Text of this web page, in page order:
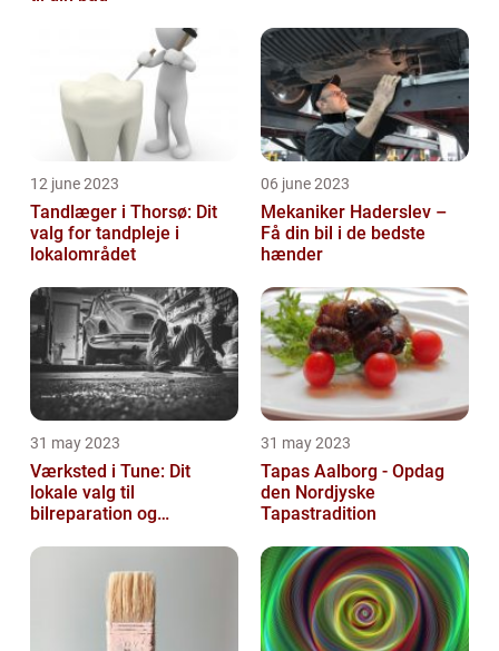
12 june 2023
Tandlæger i Thorsø: Dit
valg for tandpleje i
lokalområdet
06 june 2023
Mekaniker Haderslev –
Få din bil i de bedste
hænder
31 may 2023
Værksted i Tune: Dit
lokale valg til
bilreparation og
31 may 2023
Tapas Aalborg - Opdag
den Nordjyske
Tapastradition